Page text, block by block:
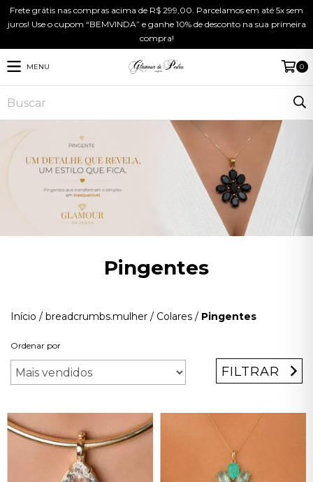
Frete grátis nas compras acima de R$ 299,00. Parcelamos em até 5x sem
juros! Use o cupom “BEMVINDA” e ganhe 10% de desconto na sua primeira
compra!
MENU 0
Pingentes
Início / breadcrumbs.mulher / Colares / Pingentes
Ordenar por
FILTRAR